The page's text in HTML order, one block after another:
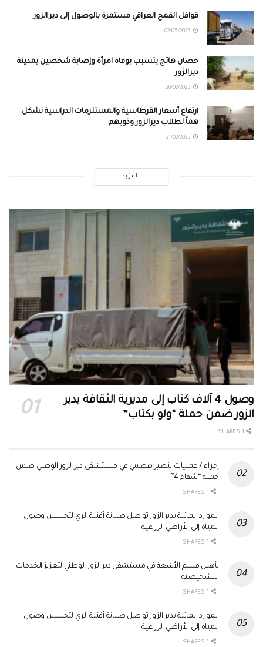
قوافل القمح العراقي مستمرة بالوصول إلى دير الزور
حصان هائج يتسبب بوفاة امرأة وإصابة شخصين بمدينة
ديرالزور
ارتفاع أسعار القرطاسية والمستلزمات الدراسية تشكل
هماً لطلاب ديرالزور وذويهم
المزيد
وصول 4 آلاف كتاب إلى مديرية الثقافة بدير
الزور ضمن حملة “ولو بكتاب”
إجراء 7 عمليات تنظير هضمي في مستشفى دير الزور الوطني ضمن
حملة “شفاء 4”
الموارد المائية بدير الزور تواصل صيانة أقنية الري لتحسين وصول
المياه إلى الأراضي الزراعية
تأهيل قسم الأشعة في مستشفى دير الزور الوطني لتعزيز الخدمات
التشخيصية
الموارد المائية بدير الزور تواصل صيانة أقنية الري لتحسين وصول
المياه إلى الأراضي الزراعية